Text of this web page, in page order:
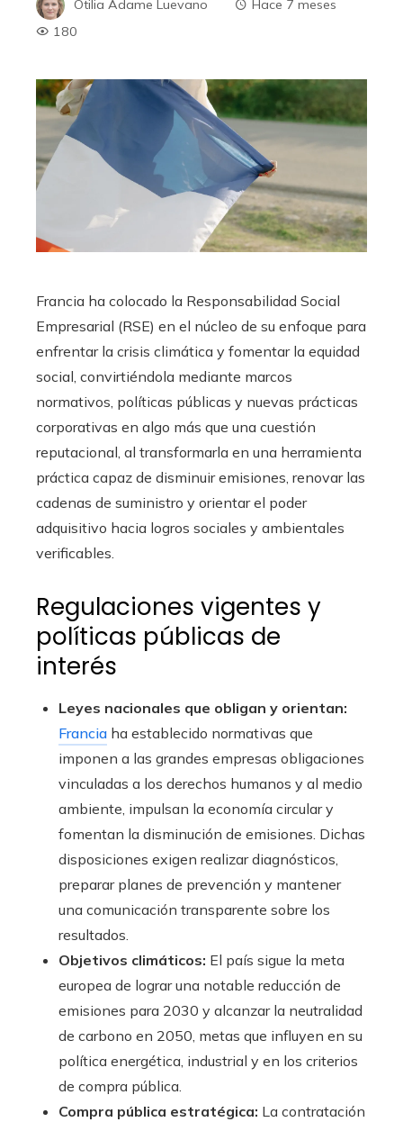
Otilia Adame Luevano
Hace 7 meses
180
Francia ha colocado la Responsabilidad Social
Empresarial (RSE) en el núcleo de su enfoque para
enfrentar la crisis climática y fomentar la equidad
social, convirtiéndola mediante marcos
normativos, políticas públicas y nuevas prácticas
corporativas en algo más que una cuestión
reputacional, al transformarla en una herramienta
práctica capaz de disminuir emisiones, renovar las
cadenas de suministro y orientar el poder
adquisitivo hacia logros sociales y ambientales
verificables.
Regulaciones vigentes y
políticas públicas de
interés
Leyes nacionales que obligan y orientan:
Francia ha establecido normativas que
imponen a las grandes empresas obligaciones
vinculadas a los derechos humanos y al medio
ambiente, impulsan la economía circular y
fomentan la disminución de emisiones. Dichas
disposiciones exigen realizar diagnósticos,
preparar planes de prevención y mantener
una comunicación transparente sobre los
resultados.
Objetivos climáticos: El país sigue la meta
europea de lograr una notable reducción de
emisiones para 2030 y alcanzar la neutralidad
de carbono en 2050, metas que influyen en su
política energética, industrial y en los criterios
de compra pública.
Compra pública estratégica: La contratación